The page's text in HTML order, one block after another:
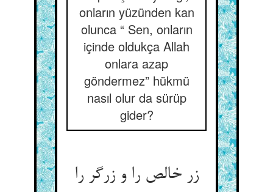
onların yüzünden kan
olunca “ Sen, onların
içinde oldukça Allah
onlara azap
göndermez” hükmü
nasıl olur da sürüp
gider?
زر خالص را و زرگر را